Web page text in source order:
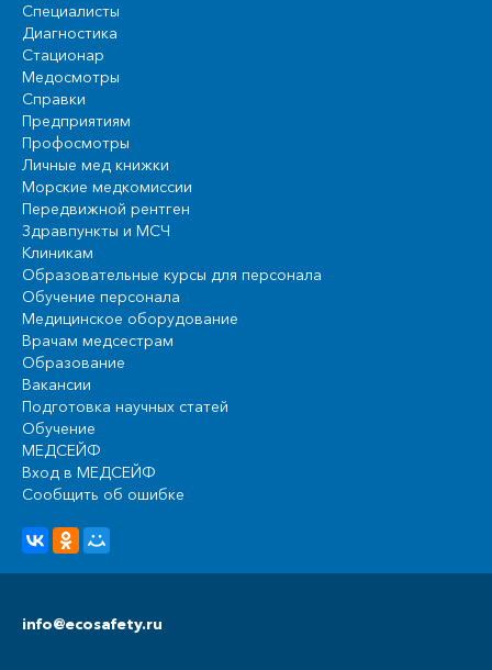
Специалисты
Диагностика
Стационар
Медосмотры
Справки
Предприятиям
Профосмотры
Личные мед книжки
Морские медкомиссии
Передвижной рентген
Здравпункты и МСЧ
Клиникам
Образовательные курсы для персонала
Обучение персонала
Медицинское оборудование
Врачам медсестрам
Образование
Вакансии
Подготовка научных статей
Обучение
МЕДСЕЙФ
Вход в МЕДСЕЙФ
Сообщить об ошибке
info@ecosafety.ru